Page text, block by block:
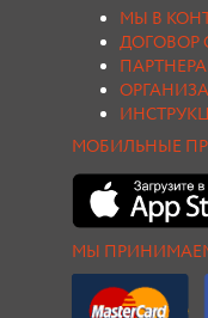
МЫ В
ДОГОВОР
МОБИЛЬНЫЕ
МЫ